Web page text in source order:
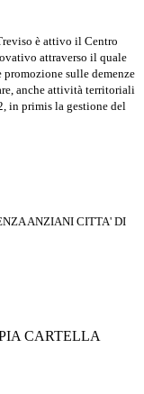
è attivo il Centro
attraverso il quale
sulle demenze
anche attività territoriali
in primis la gestione del
ANZIANI CITTA' DI
CARTELLA